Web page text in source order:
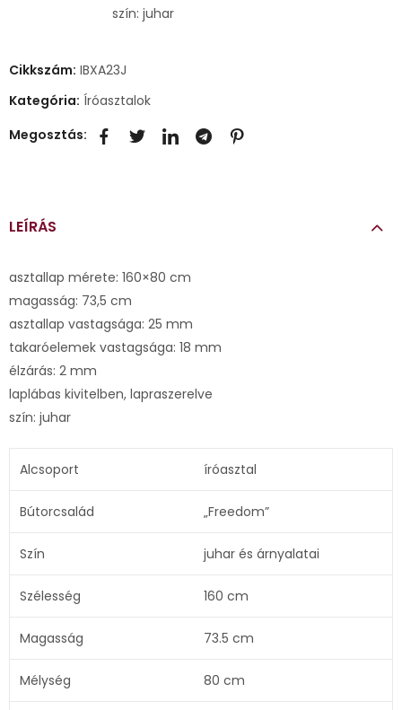
szín: juhar
Cikkszám: IBXA23J
Kategória: Íróasztalok
Megosztás:
LEÍRÁS
asztallap mérete: 160×80 cm
magasság: 73,5 cm
asztallap vastagsága: 25 mm
takaróelemek vastagsága: 18 mm
élzárás: 2 mm
laplábas kivitelben, lapraszerelve
szín: juhar
Alcsoport íróasztal
Bútorcsalád „Freedom”
Szín juhar és árnyalatai
Szélesség 160 cm
Magasság 73.5 cm
Mélység 80 cm